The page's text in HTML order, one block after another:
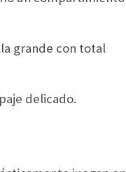
grande con total
delicado.